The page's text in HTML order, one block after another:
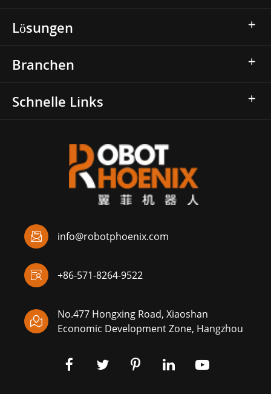
Lösungen
Branchen
Schnelle Links
info@robotphoenix.com

+86-571-8264-9522


No.477 Hongxing Road, Xiaoshan
Economic Development Zone, Hangzhou